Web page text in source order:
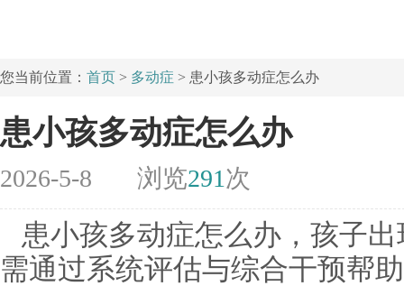
您当前位置： 首页 > 多动症 > 患小孩多动症怎么办
患小孩多动症怎么办
2026-5-8 浏览291次
患小孩多动症怎么办，孩子
需通过系统评估与综合干预帮